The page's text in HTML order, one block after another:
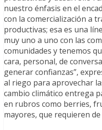
nuestro énfasis en el
con la comercialización a
productivas; esa es una
muy uno a uno con las
comunidades y tenemos
cara, personal, de
generar confianzas”,
al riego para aprovechar
cambio climático entrega
en rubros como berries,
mayores, que requieren